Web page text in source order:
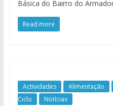
Básica do Bairro do
Read more
Actividades Alimentação
Ciclo
Notícias